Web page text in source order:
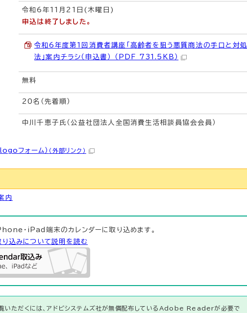
令和6年11月21日(木曜日)
申込は終了しました。
令和6年度第1回消費者講座「高齢者を狙う悪質商法の手口と対処
法」案内チラシ（申込書） （PDF 731.5KB）
無料
20名（先着順）
中川千恵子氏（公益社団法人全国消費生活相談員協会会員）
フォーム） （外部リンク）
内
・iPad端末のカレンダーに取り込めます。
り込みについて説明を読む
いただくには、アドビシステムズ社が無償配布しているAdobe Readerが必要で